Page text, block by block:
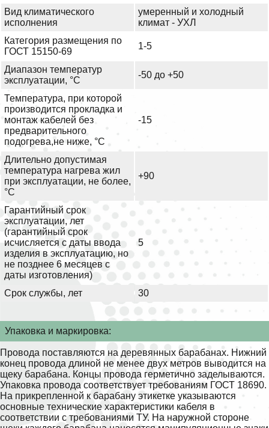
Вид климатического
исполнения
умеренный и холодный
климат - УХЛ
Категория размещения по
ГОСТ 15150-69
1-5
Диапазон температур
эксплуатации, °С
-50 до +50
Температура, при которой
производится прокладка и
монтаж кабелей без
предварительного
подогрева,не ниже, °С
-15
Длительно допустимая
температура нагрева жил
при эксплуатации, не более,
°С
+90
Гарантийный срок
эксплуатации, лет
(гарантийный срок
исчисляется с даты ввода
изделия в эксплуатацию, но
не позднее 6 месяцев с
даты изготовления)
5
Срок службы, лет 30
Упаковка и маркировка:
Провода поставляются на деревянных барабанах. Нижний
конец провода длиной не менее двух метров выводится на
щеку барабана. Концы провода герметично заделываются.
Упаковка провода соответствует требованиям ГОСТ 18690.
На прикрепленной к барабану этикетке указываются
основные технические характеристики кабеля в
соответствии с требованиями ТУ. На наружной стороне